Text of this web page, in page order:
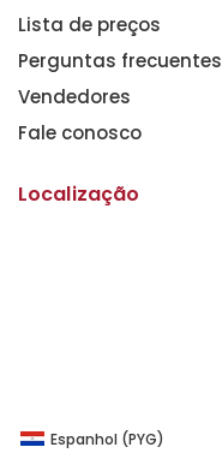
Lista de preços
Perguntas frecuentes
Vendedores
Fale conosco
Localização
Espanhol (PYG)